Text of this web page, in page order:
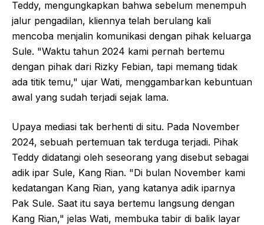
Teddy, mengungkapkan bahwa sebelum menempuh
jalur pengadilan, kliennya telah berulang kali
mencoba menjalin komunikasi dengan pihak keluarga
Sule. "Waktu tahun 2024 kami pernah bertemu
dengan pihak dari Rizky Febian, tapi memang tidak
ada titik temu," ujar Wati, menggambarkan kebuntuan
awal yang sudah terjadi sejak lama.
Upaya mediasi tak berhenti di situ. Pada November
2024, sebuah pertemuan tak terduga terjadi. Pihak
Teddy didatangi oleh seseorang yang disebut sebagai
adik ipar Sule, Kang Rian. "Di bulan November kami
kedatangan Kang Rian, yang katanya adik iparnya
Pak Sule. Saat itu saya bertemu langsung dengan
Kang Rian," jelas Wati, membuka tabir di balik layar